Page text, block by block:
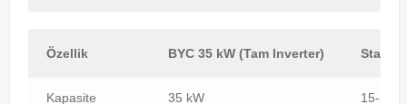
Özellik BYC 35 kW (Tam Inverter)
Kapasite 35 kW 15-25